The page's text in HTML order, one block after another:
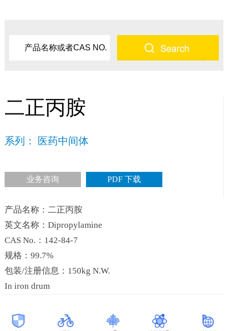
二正丙胺
系列： 医药中间体
业务咨询 PDF 下载
产品名称：二正丙胺
英文名称：Dipropylamine
CAS No.：142-84-7
规格：99.7%
包装/注册信息：150kg N.W.
In iron drum